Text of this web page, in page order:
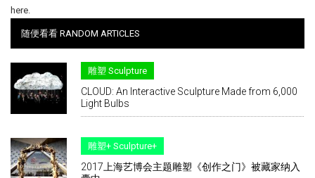
here.
随便看看 RANDOM ARTICLES
雕塑 Sculpture
CLOUD: An Interactive Sculpture Made from 6,000
Light Bulbs
雕塑+ Sculpture+
2017上海艺博会主题雕塑《创作之门》被藏家纳入